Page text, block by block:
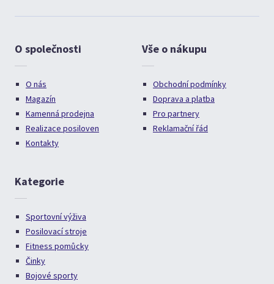
O společnosti
O nás
Magazín
Kamenná prodejna
Realizace posiloven
Kontakty
Vše o nákupu
Obchodní podmínky
Doprava a platba
Pro partnery
Reklamační řád
Kategorie
Sportovní výživa
Posilovací stroje
Fitness pomůcky
Činky
Bojové sporty